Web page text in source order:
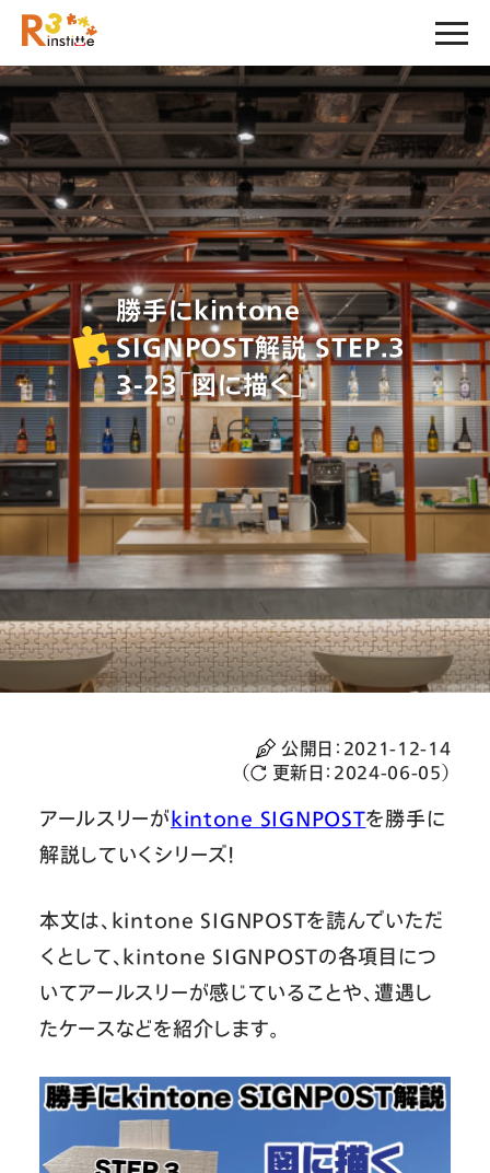
勝手にkintone
SIGNPOST解説 STEP.3
3-23「図に描く」
公開日： 2021-12-14
（
更新日： 2024-06-05）
アールスリーがkintone SIGNPOSTを勝手に
解説していくシリーズ！
本文は、kintone SIGNPOSTを読んでいただ
くとして、kintone SIGNPOSTの各項目につ
いてアールスリーが感じていることや、遭遇し
たケースなどを紹介します。